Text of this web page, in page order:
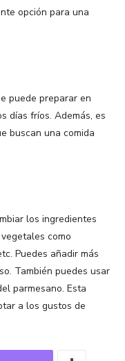
opción para una
puede preparar en
días fríos. Además, es
buscan una comida
los ingredientes
como
Puedes añadir más
También puedes usar
parmesano. Esta
a los gustos de